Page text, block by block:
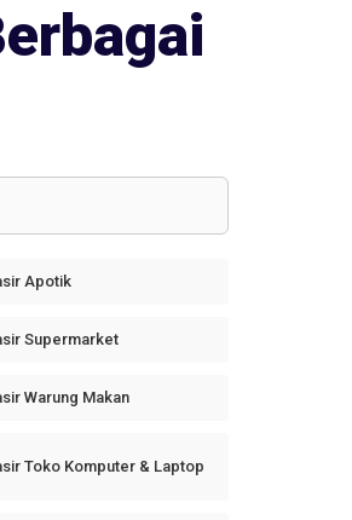
Apotik
Supermarket
Warung Makan
Toko Komputer & Laptop